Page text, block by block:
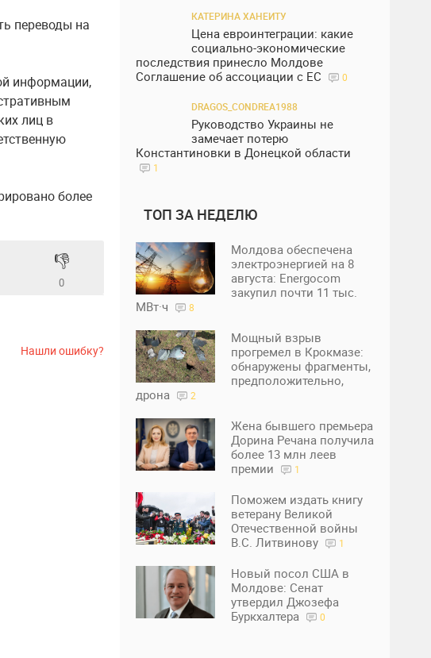
переводы на
информации,
лиц в
более
👎
0
Нашли ошибку?
КАТЕРИНА ХАНЕИТУ
Цена евроинтеграции: какие
социально-экономические
последствия принесло Молдове
Соглашение об ассоциации с ЕС
0
DRAGOS_CONDREA1988
Руководство Украины не
замечает потерю
Константиновки в Донецкой области
1
ТОП ЗА НЕДЕЛЮ
Молдова обеспечена
электроэнергией на 8
августа: Energocom
закупил почти 11 тыс.
МВт·ч
8
Мощный взрыв
прогремел в Крокмазе:
обнаружены фрагменты,
предположительно,
дрона
2
Жена бывшего премьера
Дорина Речана получила
более 13 млн леев
премии
1
Поможем издать книгу
ветерану Великой
Отечественной войны
В.С. Литвинову
1
Новый посол США в
Молдове: Сенат
утвердил Джозефа
Буркхалтера
0